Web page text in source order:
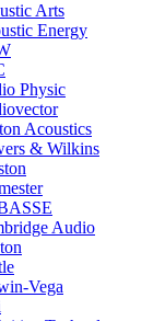
Arts
Energy
Physic
Acoustics
& Wilkins
Audio
Vega